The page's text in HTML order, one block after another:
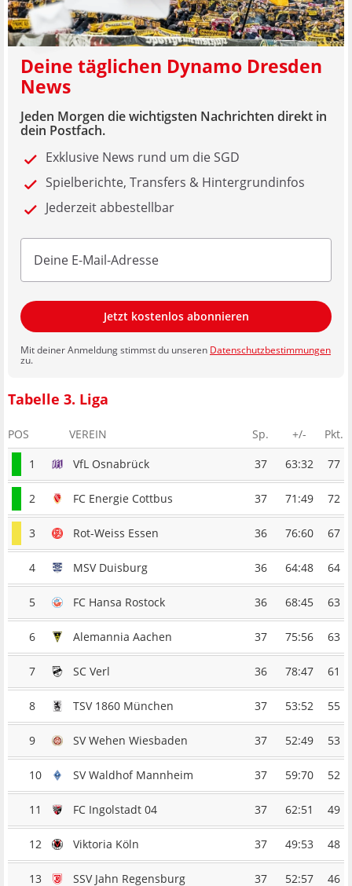
Deine täglichen Dynamo Dresden
News
Jeden Morgen die wichtigsten Nachrichten direkt in
dein Postfach.
Exklusive News rund um die SGD
Spielberichte, Transfers & Hintergrundinfos
Jederzeit abbestellbar
Jetzt kostenlos abonnieren
Mit deiner Anmeldung stimmst du unseren Datenschutzbestimmungen
zu.
Tabelle 3. Liga
POS VEREIN Sp. +/-
Pkt.
1
VfL Osnabrück 37 63:32 77
2 FC Energie Cottbus 37 71:49 72
3 Rot-Weiss Essen 36 76:60 67
4 MSV Duisburg 36 64:48 64
5 FC Hansa Rostock 36 68:45 63
6 Alemannia Aachen 37 75:56 63
7 SC Verl 36 78:47 61
8 TSV 1860 München 37 53:52 55
9 SV Wehen Wiesbaden 37 52:49 53
10 SV Waldhof Mannheim 37 59:70 52
11 FC Ingolstadt 04 37 62:51 49
12 Viktoria Köln 37 49:53 48
13 SSV Jahn Regensburg 37 52:57 46